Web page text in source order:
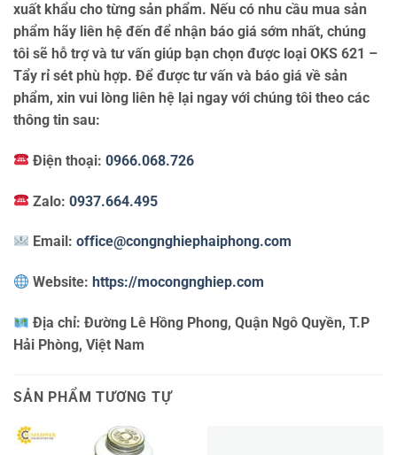
xuất khẩu cho từng sản phẩm. Nếu có nhu cầu mua sản
phẩm hãy liên hệ đến để nhận báo giá sớm nhất, chúng
tôi sẽ hỗ trợ và tư vấn giúp bạn chọn được loại OKS 621 –
Tẩy rỉ sét phù hợp. Để được tư vấn và báo giá về sản
phẩm, xin vui lòng liên hệ lại ngay với chúng tôi theo các
thông tin sau:
Điện thoại:0966.068.726
Zalo:0937.664.495
Email:office@congnghiephaiphong.com
Website: https://mocongnghiep.com
Địa chỉ:Đường Lê Hồng Phong, Quận Ngô Quyền, T.P
Hải Phòng, Việt Nam
SẢN PHẨM TƯƠNG TỰ